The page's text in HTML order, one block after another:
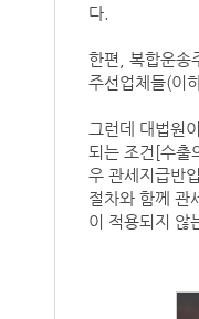
다.
한편, 복합운송
주선업체들(이
그런데 대법원
되는 조건[수출
우 관세지급반
절차와 함께 관
이 적용되지 않